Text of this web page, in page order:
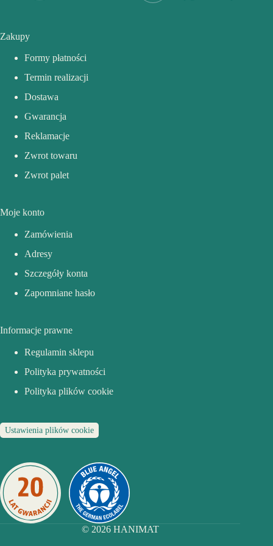
Zakupy
Formy płatności
Termin realizacji
Dostawa
Gwarancja
Reklamacje
Zwrot towaru
Zwrot palet
Moje konto
Zamówienia
Adresy
Szczegóły konta
Zapomniane hasło
Informacje prawne
Regulamin sklepu
Polityka prywatności
Polityka plików cookie
Ustawienia plików cookie
© 2026 HANIMAT